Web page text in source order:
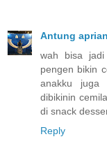
Antung
wah bisa
pengen bikin
anakku juga
dibikinin
di snack
Reply